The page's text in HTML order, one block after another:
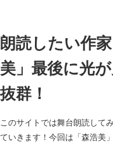
朗読したい作
美」最後に光
抜群！
このサイトでは舞台朗読して
ていきます！今回は「森浩美